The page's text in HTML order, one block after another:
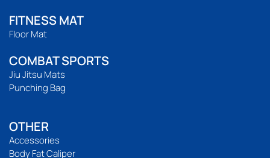
FITNESS MAT
Floor Mat
COMBAT SPORTS
Jiu Jitsu Mats
Punching Bag
OTHER
Accessories
Body Fat Caliper